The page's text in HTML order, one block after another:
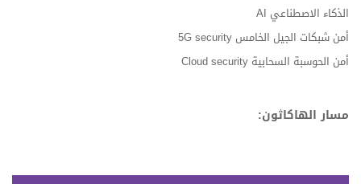
الذكاء الاصطناعي AI
أمن شبكات الجيل الخامس 5G security
أمن الحوسبة السحابية Cloud security
مسار الهاكاثون: